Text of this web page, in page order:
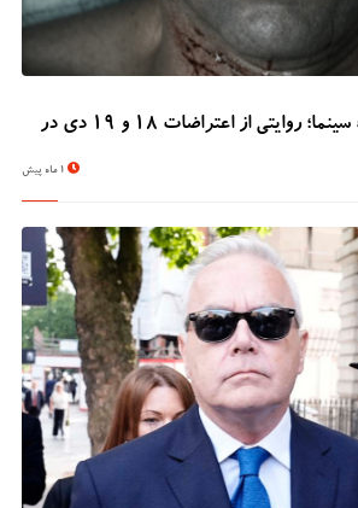
«۷۷ ساعت» روی پرده سینما؛ روایتی از اعتراضات ۱۸ و ۱۹ دی در